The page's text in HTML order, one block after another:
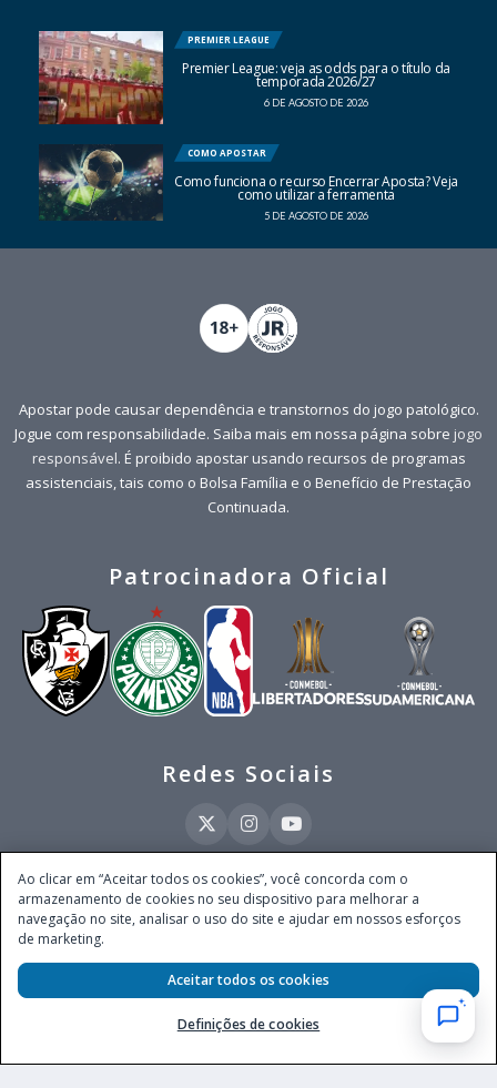
PREMIER LEAGUE
Premier League: veja as odds para o título da
temporada 2026/27
6 DE AGOSTO DE 2026
COMO APOSTAR
Como funciona o recurso Encerrar Aposta? Veja
como utilizar a ferramenta
5 DE AGOSTO DE 2026
Apostar pode causar dependência e transtornos do jogo patológico.
Jogue com responsabilidade. Saiba mais em nossa página sobre jogo
responsável. É proibido apostar usando recursos de programas
assistenciais, tais como o Bolsa Família e o Benefício de Prestação
Continuada.
Patrocinadora Oficial
Redes Sociais
Este site é operado pela Ventmear Brasil LTDA (CNPJ 52.868.380/0001-84), com
endereço na Avenida Brigadeiro Faria Lima, nº 4.055, 3º andar, Itaim Bibi, no
Município de São Paulo, Estado de São Paulo, CEP 04538-133, Brasil - empresa
Secretaria de Prêmios e Apostas do Ministério da Fazenda, conforme Portaria nº
247, de 07.02.2025, publicada no DOU em 11.2.2025.
Ao clicar em “Aceitar todos os cookies”, você concorda com o
armazenamento de cookies no seu dispositivo para melhorar a
navegação no site, analisar o uso do site e ajudar em nossos esforços
de marketing.
Definições de cookies
Aceitar todos os cookies